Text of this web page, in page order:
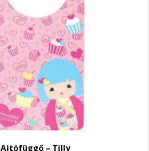
Ajtófüggő – Tilly